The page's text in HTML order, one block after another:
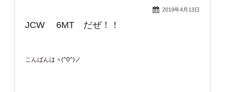
2019年4月13日
JCW 6MT だぜ！！
こんばんはヽ(^0^)ノ